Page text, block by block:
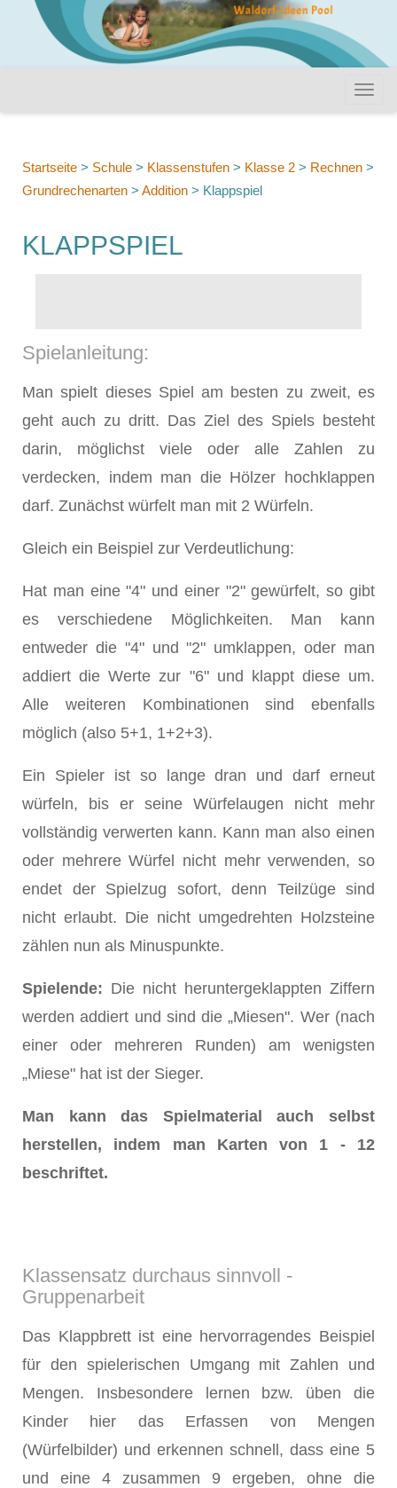
Startseite > Schule > Klassenstufen > Klasse 2 > Rechnen >
Grundrechenarten > Addition > Klappspiel
KLAPPSPIEL
Spielanleitung:
Man spielt dieses Spiel am besten zu zweit, es
geht auch zu dritt. Das Ziel des Spiels besteht
darin, möglichst viele oder alle Zahlen zu
verdecken, indem man die Hölzer hochklappen
darf. Zunächst würfelt man mit 2 Würfeln.
Gleich ein Beispiel zur Verdeutlichung:
Hat man eine "4" und einer "2" gewürfelt, so gibt
es verschiedene Möglichkeiten. Man kann
entweder die "4" und "2" umklappen, oder man
addiert die Werte zur "6" und klappt diese um.
Alle weiteren Kombinationen sind ebenfalls
möglich (also 5+1, 1+2+3).
Ein Spieler ist so lange dran und darf erneut
würfeln, bis er seine Würfelaugen nicht mehr
vollständig verwerten kann. Kann man also einen
oder mehrere Würfel nicht mehr verwenden, so
endet der Spielzug sofort, denn Teilzüge sind
nicht erlaubt. Die nicht umgedrehten Holzsteine
zählen nun als Minuspunkte.
Spielende: Die nicht heruntergeklappten Ziffern
werden addiert und sind die „Miesen". Wer (nach
einer oder mehreren Runden) am wenigsten
„Miese" hat ist der Sieger.
Man kann das Spielmaterial auch selbst
herstellen, indem man Karten von 1 - 12
beschriftet.
Klassensatz durchaus sinnvoll -
Gruppenarbeit
Das Klappbrett ist eine hervorragendes Beispiel
für den spielerischen Umgang mit Zahlen und
Mengen. Insbesondere lernen bzw. üben die
Kinder hier das Erfassen von Mengen
(Würfelbilder) und erkennen schnell, dass eine 5
und eine 4 zusammen 9 ergeben, ohne die